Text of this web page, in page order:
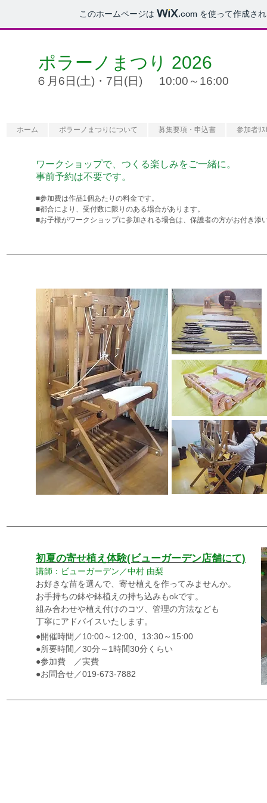
このホームページは .com を使って作成さ
ポラーノまつり 2026
６月6日(土)・7日(日) 10:00～16:00
ホーム
ポラーノまつりについて 募集要項・申込書 参加者ﾘｽ
ワークショップで、つくる楽しみをご一緒に。
事前予約は不要です。
■参加費は作品1個あたりの料金です。
■都合により、受付数に限りのある場合があります。
■お子様がワークショップに参加される場合は、保護者の方がお付き添
初夏の寄せ植え体験(ビューガーデン店舗にて)
講師：ビューガーデン／中村 由梨
お好きな苗を選んで、寄せ植えを作ってみませんか。
お手持ちの鉢や鉢植えの持ち込みもokです。
組み合わせや植え付けのコツ、管理の方法なども
​丁寧にアドバイスいたします。
●開催時間／10:00～12:00、13:30～ 15:00
●所要時間／30分～1時間30分くらい
●参加費 ／実費
●お問合せ／019-673-7882